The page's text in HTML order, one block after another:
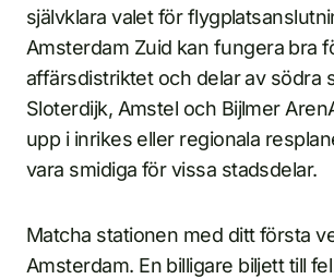
självklara valet för
Amsterdam Zuid kan fungera bra
affärsdistriktet och delar av södra
Sloterdijk, Amstel och Bijlmer
upp i inrikes eller regionala
vara smidiga för vissa stadsdelar.
Matcha stationen med ditt första
Amsterdam. En billigare biljett till